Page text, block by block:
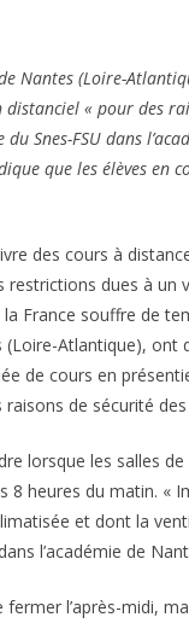
Nantes (Loire-
« pour des
Snes-FSU dans
que les élèves en
des cours à
restrictions dues à
France souffre de
Atlantique),
de cours en
de sécurité
lorsque les salles
8 heures du matin. «
et dont la
l’académie de
l’après-midi,